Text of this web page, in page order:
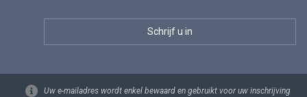
Uw e-mailadres wordt enkel bewaard en gebruikt voor uw inschrijving